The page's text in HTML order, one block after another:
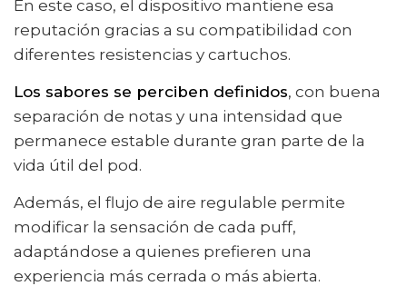
En este caso, el dispositivo mantiene esa
reputación gracias a su compatibilidad con
diferentes resistencias y cartuchos.
Los sabores se perciben definidos, con buena
separación de notas y una intensidad que
permanece estable durante gran parte de la
vida útil del pod.
Además, el flujo de aire regulable permite
modificar la sensación de cada puff,
adaptándose a quienes prefieren una
experiencia más cerrada o más abierta.